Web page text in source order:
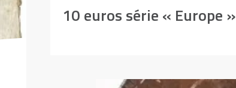
10 euros série « Europe »